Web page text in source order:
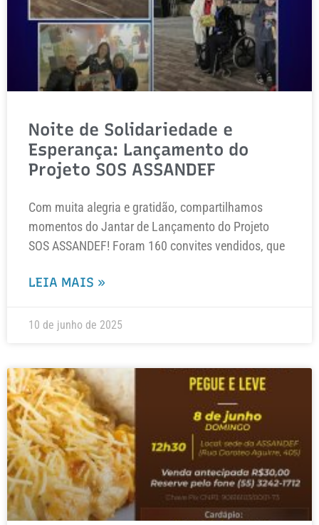
Noite de Solidariedade e
Esperança: Lançamento do
Projeto SOS ASSANDEF
Com muita alegria e gratidão, compartilhamos
momentos do Jantar de Lançamento do Projeto
SOS ASSANDEF! Foram 160 convites vendidos, que
LEIA MAIS »
10 de junho de 2025